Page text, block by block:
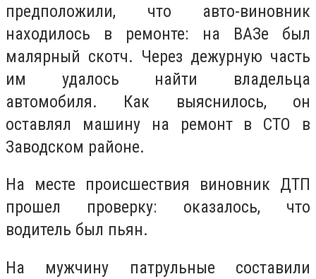
предположили, что авто-виновник
находилось в ремонте: на ВАЗе был
малярный скотч. Через дежурную часть
им удалось найти владельца
автомобиля. Как выяснилось, он
оставлял машину на ремонт в СТО в
Заводском районе.
На месте происшествия виновник ДТП
прошел проверку: оказалось, что
водитель был пьян.
На мужчину патрульные составили